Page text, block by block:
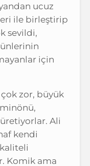
ucuz
ile birleştirip
sevildi,
için
çok zor, büyük
Ali
kendi
Komik ama